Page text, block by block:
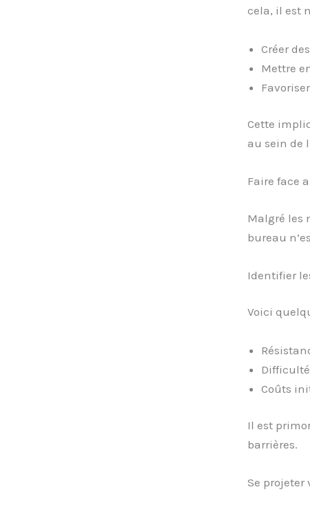
cela, il est
Créer
Mettre
Cette
au sein de
Faire face
Malgré les
bureau
Identifier
Voici
Coûts
Il est
barrières.
Se projeter